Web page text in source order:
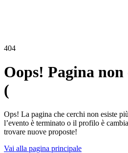
404
Oops! Pagina
(
Ops! La pagina che cerchi non esiste
l’evento è terminato o il profilo è
trovare nuove proposte!
Vai alla pagina principale